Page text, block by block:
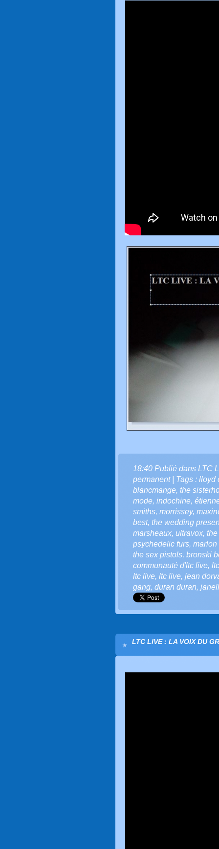
18:40 Publié dans LTC
permanent| Tags : lloyd
blancmange, the
mode, indochine,
smiths, morrissey,
best, the wedding
marsheaux, ultravox,
psychedelic furs, marlon
the sex pistols, bronski
communauté d'ltc live,
ltc live, ltc live, jean
gang, duran duran,
LTC LIVE : LA VOIX DU